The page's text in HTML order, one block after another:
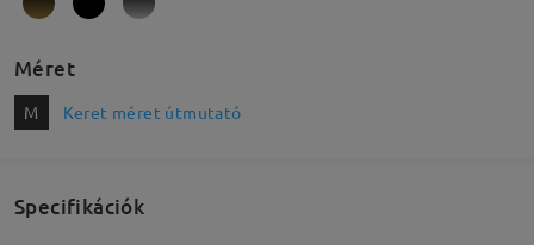
Méret
M Keret méret útmutató
Specifikációk